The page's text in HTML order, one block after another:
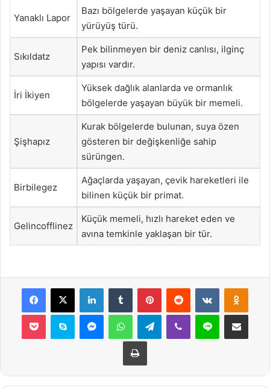
Yanaklı Lapor
Bazı bölgelerde yaşayan küçük bir
yürüyüş türü.
Sıkıldatz
Pek bilinmeyen bir deniz canlısı, ilginç
yapısı vardır.
İri İkiyen
Yüksek dağlık alanlarda ve ormanlık
bölgelerde yaşayan büyük bir memeli.
Şişhapız
Kurak bölgelerde bulunan, suya özen
gösteren bir değişkenliğe sahip
sürüngen.
Birbilegez
Ağaçlarda yaşayan, çevik hareketleri ile
bilinen küçük bir primat.
Gelincofflinez
Küçük memeli, hızlı hareket eden ve
avına temkinle yaklaşan bir tür.
Facebook
X LinkedInTumblr PinterestReddit VKontakte
Pocket Skype MessengerWhatsAppTelegramViber Line E-Posta ile
Yazdır